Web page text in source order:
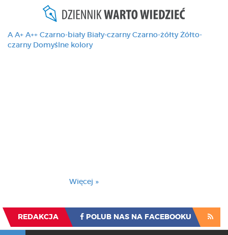
A A+ A++ Czarno-biały Biały-czarny Czarno-żółty Żółto-
czarny Domyślne kolory
Więcej »
REDAKCJA POLUB NAS NA FACEBOOKU